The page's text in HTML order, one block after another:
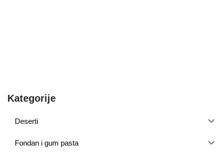
Kategorije
Deserti
Fondan i gum pasta